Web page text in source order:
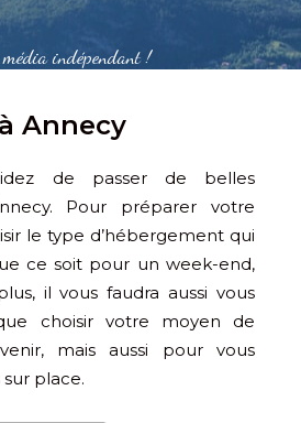
indépendant !
Annecy
de passer de belles
Pour préparer votre
le type d’hébergement qui
ce soit pour un week-end,
il vous faudra aussi vous
choisir votre moyen de
mais aussi pour vous
place.